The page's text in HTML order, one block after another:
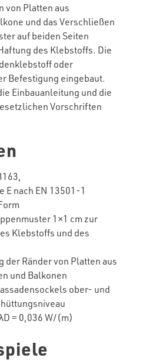
von Platten aus
und das Verschließen
auf beiden Seiten
des Klebstoffs. Die
oder
Befestigung eingebaut.
Einbauanleitung und die
Vorschriften
E nach EN 13501-1
1×1 cm zur
Klebstoffs und des
der Ränder von Platten aus
und Balkonen
ober- und
= 0,036 W/(m)